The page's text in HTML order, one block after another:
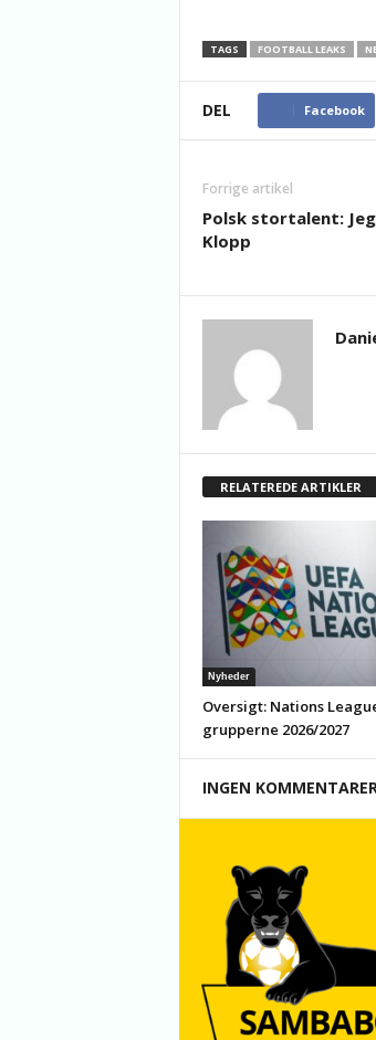
TAGS FOOTBALL LEAKS
DEL Facebook
Forrige artikel
Polsk stortalent:
Klopp
RELATEREDE ARTIKLER
Nyheder
Oversigt: Nations
grupperne 2026/2027
INGEN